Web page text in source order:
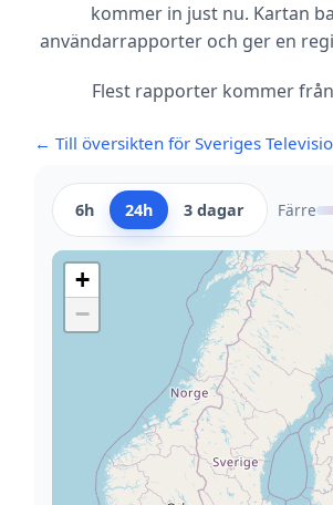
kommer in just nu. Kartan
användarrapporter och ger en
Flest rapporter kommer
← Till översikten för Sveriges
6h 24h 3 dagar Färre
+
−